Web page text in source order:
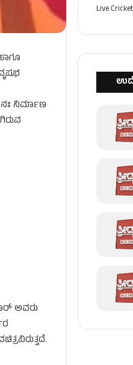
ನಿರ್ಮಾಣ
ಅವರು
Live